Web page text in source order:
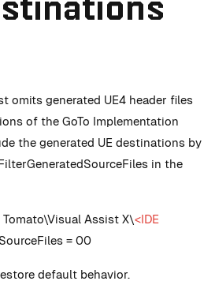
omits generated UE4 header files
of the GoTo Implementation
the generated UE destinations by
in the
Assist X\<IDE
= 00
default behavior.